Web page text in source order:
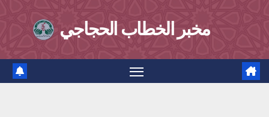
مخبر الخطاب الحجاجي